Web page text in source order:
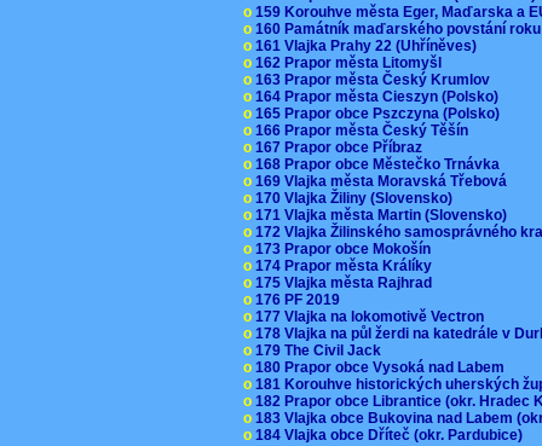
o 159 Korouhve města Eger, Maďarska a
o 160 Památník maďarského povstání
o 161 Vlajka Prahy 22 (Uhříněves)
o 162 Prapor města Litomyšl
o 163 Prapor města Český Krumlov
o 164 Prapor města Cieszyn (Polsko)
o 165 Prapor obce Pszczyna (Polsko)
o 166 Prapor města Český Těšín
o 167 Prapor obce Příbraz
o 168 Prapor obce Městečko Trnávka
o 169 Vlajka města Moravská Třebová
o 170 Vlajka Žiliny (Slovensko)
o 171 Vlajka města Martin (Slovensko)
o 172 Vlajka Žilinského samosprávného
o 173 Prapor obce Mokošín
o 174 Prapor města Králíky
o 175 Vlajka města Rajhrad
o 176 PF 2019
o 177 Vlajka na lokomotivě Vectron
o 178 Vlajka na půl žerdi na katedrále v
o 179 The Civil Jack
o 180 Prapor obce Vysoká nad Labem
o 181 Korouhve historických uherských
o 182 Prapor obce Librantice (okr. Hradec
o 183 Vlajka obce Bukovina nad Labem
o 184 Vlajka obce Dříteč (okr. Pardubice)